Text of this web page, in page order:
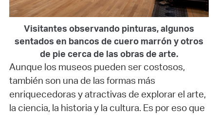
Visitantes observando pinturas, algunos
sentados en bancos de cuero marrón y otros
de pie cerca de las obras de arte.
Aunque los museos pueden ser costosos,
también son una de las formas más
enriquecedoras y atractivas de explorar el arte,
la ciencia, la historia y la cultura. Es por eso que